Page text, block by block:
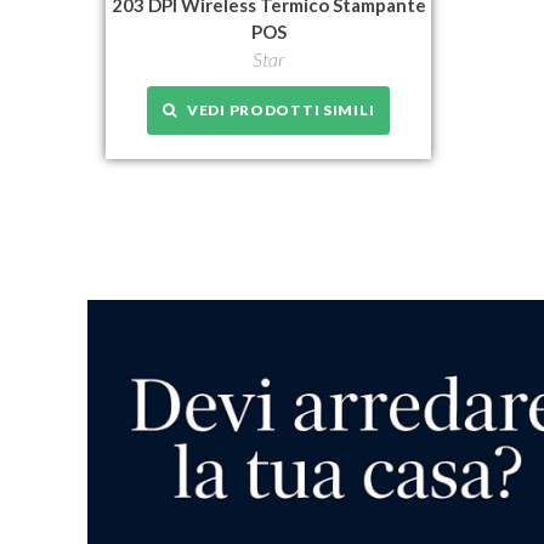
203 DPI Wireless Termico Stampante
POS
Star
VEDI PRODOTTI SIMILI